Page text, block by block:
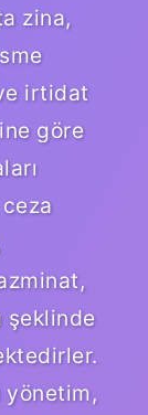
zina,
irtidat
göre
şeklinde
yönetim,